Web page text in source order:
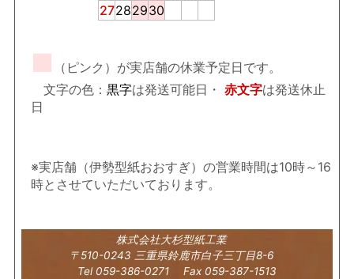
27282930
■
（ピンク）が実店舗の休業予定日です。
文字の色： 黒字は発送可能日・ 赤文字は発送休止
日
※実店舗（伊勢型紙おおすぎ）の営業時間は10時～16
時とさせていただいております。
株式会社大杉型紙工業
〒510-0243 三重県鈴鹿市白子三丁目8-6
Tel 059-386-0271 Fax 059-387-1513